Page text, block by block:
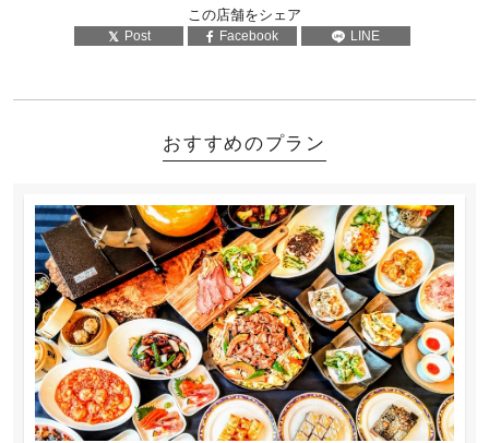
この店舗をシェア
Post Facebook LINE
おすすめのプラン